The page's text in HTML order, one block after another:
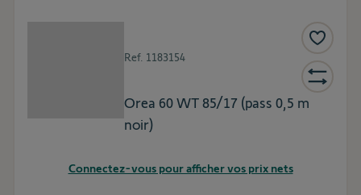
Ref. 1183154
Orea 60 WT 85/17 (pass 0,5 m
noir)
Connectez-vous pour afficher vos prix nets